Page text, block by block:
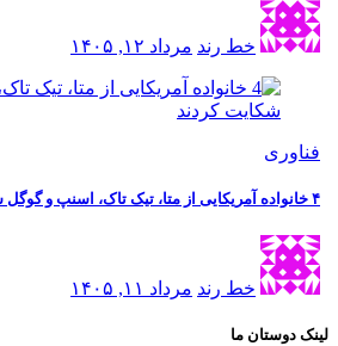
خط رند مرداد ۱۲, ۱۴۰۵
فناوری
۴ خانواده آمریکایی از متا، تیک تاک، اسنپ و گوگل شکایت کردند
خط رند مرداد ۱۱, ۱۴۰۵
لینک دوستان ما